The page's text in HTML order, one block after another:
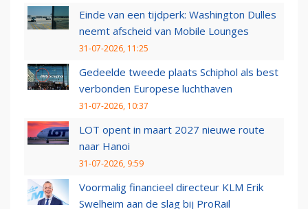
Einde van een tijdperk: Washington Dulles
neemt afscheid van Mobile Lounges
31-07-2026, 11:25
Gedeelde tweede plaats Schiphol als best
verbonden Europese luchthaven
31-07-2026, 10:37
LOT opent in maart 2027 nieuwe route
naar Hanoi
31-07-2026, 9:59
Voormalig financieel directeur KLM Erik
Swelheim aan de slag bij ProRail